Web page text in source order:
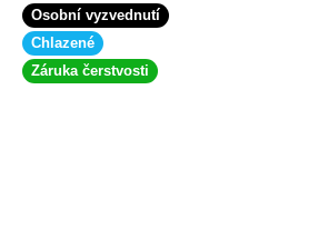
Osobní vyzvednutí
Chlazené
Záruka čerstvosti